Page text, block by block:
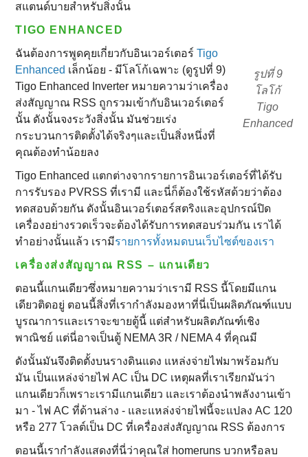
สแตนด์บายสําหรับสิ่งนั้น
TIGO ENHANCED
รูปที่ 9
โลโก้
Tigo
Enhanced
ฉันต้องการพูดคุยเกี่ยวกับอินเวอร์เตอร์Tigo
Enhanced เล็กน้อย - มีโลโก้เฉพาะ (ดูรูปที่ 9)
Tigo Enhanced Inverter หมายความว่าเครื่อง
ส่งสัญญาณ RSS ถูกรวมเข้ากับอินเวอร์เตอร์
นั้น ดังนั้นจงระวังสิ่งนั้น มันช่วยเร่ง
กระบวนการติดตั้งได้จริงๆและเป็นสิ่งหนึ่งที่
คุณต้องทําน้อยลง
Tigo Enhanced แตกต่างจากรายการอินเวอร์เตอร์ที่ได้รับ
การรับรอง PVRSS ที่เรามี และนี่ก็ต้องใช้รหัสด้วยว่าต้อง
ทดสอบด้วยกัน ดังนั้นอินเวอร์เตอร์สตริงและอุปกรณ์ปิด
เครื่องอย่างรวดเร็วจะต้องได้รับการทดสอบร่วมกัน เราได้
ทําอย่างนั้นแล้ว เรามีรายการทั้งหมดบนเว็บไซต์ของเรา
เครื่องส่งสัญญาณ RSS – แกนเดียว
ตอนนี้แกนเดียวซึ่งหมายความว่าเรามี RSS นี้โดยมีแกน
เดียวติดอยู่ ตอนนี้สิ่งที่เรากําลังมองหาที่นี่เป็นผลิตภัณฑ์แบบ
บูรณาการและเราจะขายตู้นี้ แต่สําหรับผลิตภัณฑ์เชิง
พาณิชย์ แต่นี่อาจเป็นตู้ NEMA 3R / NEMA 4 ที่คุณมี
ดังนั้นมันจึงติดตั้งบนรางดินแดง แหล่งจ่ายไฟมาพร้อมกับ
มัน เป็นแหล่งจ่ายไฟ AC เป็น DC เหตุผลที่เราเรียกมันว่า
แกนเดียวก็เพราะเรามีแกนเดียว และเราต้องนําพลังงานเข้า
มา - ไฟ AC ที่ด้านล่าง - และแหล่งจ่ายไฟนี้จะแปลง AC 120
หรือ 277 โวลต์เป็น DC ที่เครื่องส่งสัญญาณ RSS ต้องการ
ตอนนี้เรากําลังแสดงที่นี่ว่าคุณใส่ homeruns บวกหรือลบ